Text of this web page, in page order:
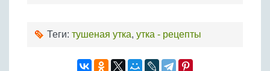
Теги: тушеная утка, утка - рецепты